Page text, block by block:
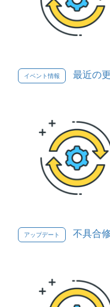
イベント情報 最近の
アップデート 不具合